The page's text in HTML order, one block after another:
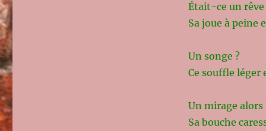
Était-ce un rêve
Sa joue à peine
Un songe ?
Ce souffle léger
Un mirage alors
Sa bouche